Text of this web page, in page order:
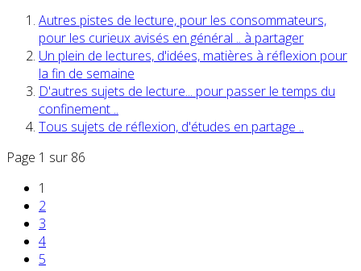
Autres pistes de lecture, pour les consommateurs,
pour les curieux avisés en général .. à partager
Un plein de lectures, d'idées, matières à réflexion pour
la fin de semaine
D'autres sujets de lecture... pour passer le temps du
confinement ..
Tous sujets de réflexion, d'études en partage ..
Page 1 sur 86
1
2
3
4
5